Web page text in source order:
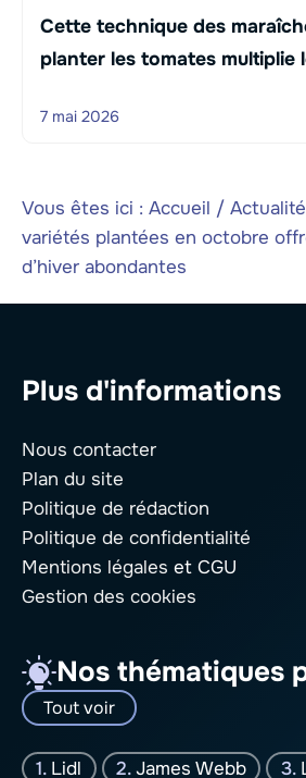
Cette technique des
planter les tomates multiplie
7 mai 2026
Vous êtes ici : Accueil / Actualité
variétés plantées en octobre
d’hiver abondantes
Plus d'informations
Nous contacter
Plan du site
Politique de rédaction
Politique de confidentialité
Mentions légales et CGU
Gestion des cookies
Nos thématiques
Tout voir
Lidl James Webb